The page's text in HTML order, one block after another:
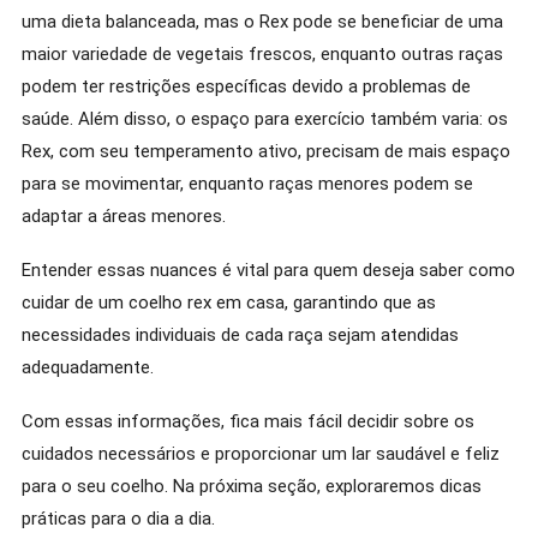
uma dieta balanceada, mas o Rex pode se beneficiar de uma
maior variedade de vegetais frescos, enquanto outras raças
podem ter restrições específicas devido a problemas de
saúde. Além disso, o espaço para exercício também varia: os
Rex, com seu temperamento ativo, precisam de mais espaço
para se movimentar, enquanto raças menores podem se
adaptar a áreas menores.
Entender essas nuances é vital para quem deseja saber como
cuidar de um coelho rex em casa, garantindo que as
necessidades individuais de cada raça sejam atendidas
adequadamente.
Com essas informações, fica mais fácil decidir sobre os
cuidados necessários e proporcionar um lar saudável e feliz
para o seu coelho. Na próxima seção, exploraremos dicas
práticas para o dia a dia.